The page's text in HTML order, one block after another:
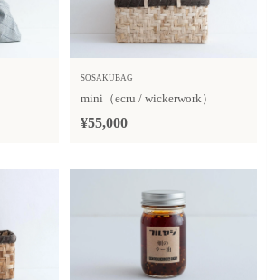
SOSAKUBAG
mini（ecru / wickerwork）
¥55,000